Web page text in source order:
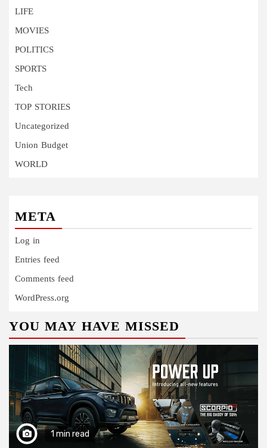
LIFE
MOVIES
POLITICS
SPORTS
Tech
TOP STORIES
Uncategorized
Union Budget
WORLD
META
Log in
Entries feed
Comments feed
WordPress.org
YOU MAY HAVE MISSED
1 min read